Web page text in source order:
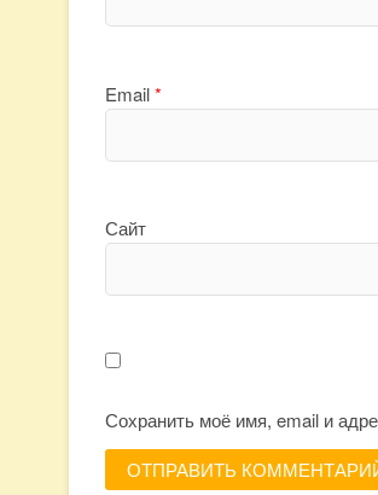
Email*
Сайт
Сохранить моё имя, email и